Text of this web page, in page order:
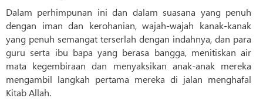
Dalam perhimpunan ini dan dalam suasana yang penuh
dengan iman dan kerohanian, wajah-wajah kanak-kanak
yang penuh semangat terserlah dengan indahnya, dan para
guru serta ibu bapa yang berasa bangga, menitiskan air
mata kegembiraan dan menyaksikan anak-anak mereka
mengambil langkah pertama mereka di jalan menghafal
Kitab Allah.